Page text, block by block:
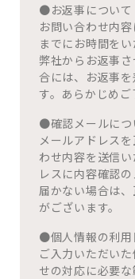
●お返事について
お問い合わせ内
までにお時間をい
弊社からお返事
合には、お返事
す。あらかじめご
●確認メールにつ
メールアドレス
わせ内容を送信
レスに内容確認
届かない場合は
がございます。
●個人情報の利用
ご入力いただい
せの対応に必要な